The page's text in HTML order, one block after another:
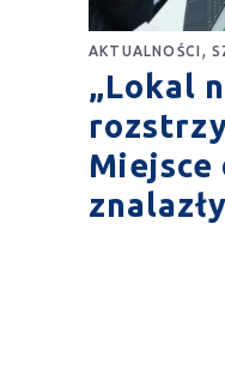
AKTUALNOŚCI,
„Lokal
Miejsce